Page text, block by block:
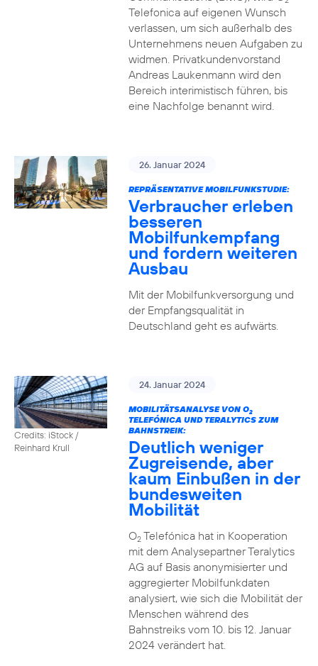
Telefonica auf eigenen Wunsch
verlassen, um sich außerhalb des
Unternehmens neuen Aufgaben zu
widmen. Privatkundenvorstand
Andreas Laukenmann wird den
Bereich interimistisch führen, bis
eine Nachfolge benannt wird.
26. Januar 2024
REPRÄSENTATIVE MOBILFUNKSTUDIE:
Verbraucher erleben
besseren
Mobilfunkempfang
und fordern weiteren
Ausbau
Mit der Mobilfunkversorgung und
der Empfangsqualität in
Deutschland geht es aufwärts.
Credits: iStock /
Reinhard Krull
24. Januar 2024
MOBILITÄTSANALYSE VON O2
TELEFÓNICA UND TERALYTICS ZUM
BAHNSTREIK:
Deutlich weniger
Zugreisende, aber
kaum Einbußen in der
bundesweiten
Mobilität
O2Telefónica hat in Kooperation
mit dem Analysepartner Teralytics
AG auf Basis anonymisierter und
aggregierter Mobilfunkdaten
analysiert, wie sich die Mobilität der
Menschen während des
Bahnstreiks vom 10. bis 12. Januar
2024 verändert hat.